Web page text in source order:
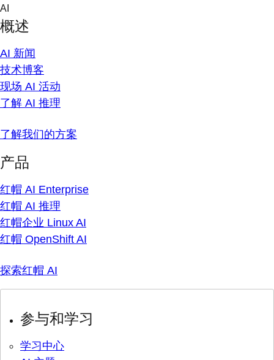
Skip
content
AI
概述
AI 新闻
技术博客
现场 AI 活动
了解 AI 推理
了解我们的方案
产品
红帽 AI Enterprise
红帽 AI 推理
红帽企业 Linux AI
红帽 OpenShift AI
探索红帽 AI
参与和学习
学习中心